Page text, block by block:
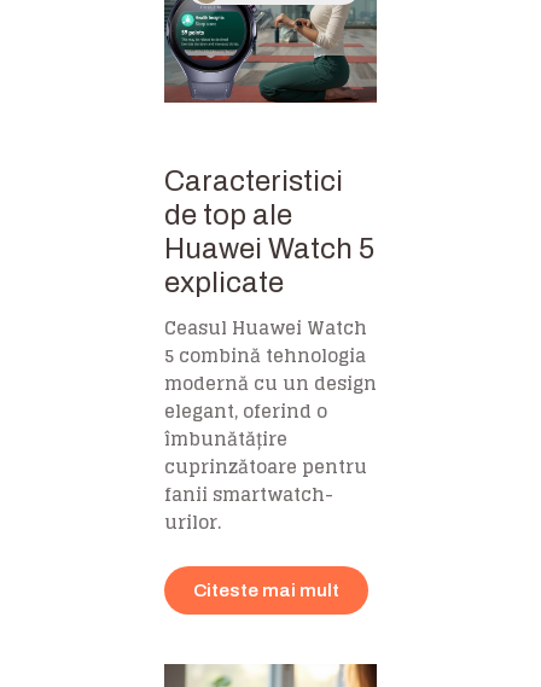
Caracteristici
de top ale
Huawei Watch 5
explicate
Ceasul Huawei Watch
5 combină tehnologia
modernă cu un design
elegant, oferind o
îmbunătățire
cuprinzătoare pentru
fanii smartwatch-
urilor.
Citeste mai mult